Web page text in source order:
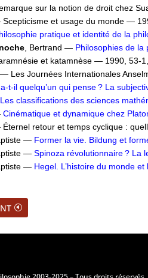
sur la notion de droit chez
et usage du monde —
pratique et identité de la
, Bertrand — Philosophies de la
et katamnèse — 1990, 53-
Les Journées Internationales
t-il quelqu’un qui pense ? La
Les classifications des sciences
Cinématique et dynamique chez
Éternel retour et temps cyclique :
— Former la vie. Bildung et
— Spinoza révolutionnaire ? La
— Hegel. L’histoire du monde